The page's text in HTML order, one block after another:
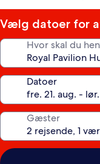
Vælg datoer for
Hvor skal du
Datoer
Gæster